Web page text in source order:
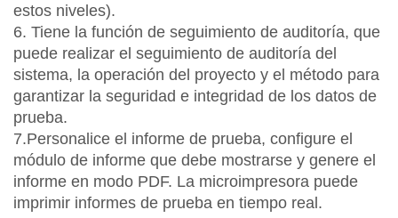
estos niveles).
6. Tiene la función de seguimiento de auditoría, que
puede realizar el seguimiento de auditoría del
sistema, la operación del proyecto y el método para
garantizar la seguridad e integridad de los datos de
prueba.
7.Personalice el informe de prueba, configure el
módulo de informe que debe mostrarse y genere el
informe en modo PDF. La microimpresora puede
imprimir informes de prueba en tiempo real.